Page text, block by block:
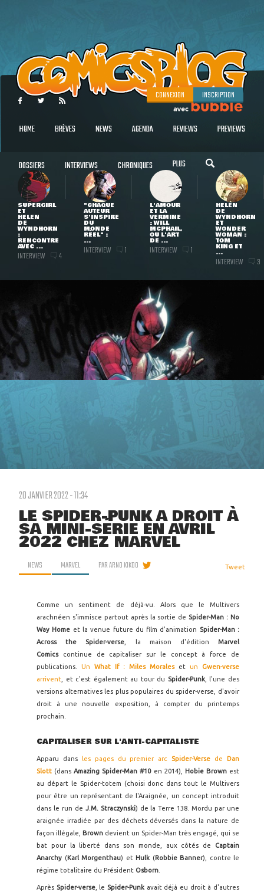
CONNEXION INSCRIPTION
HOME BRÈVES NEWS AGENDA REVIEWS PREVIEWS
DOSSIERS INTERVIEWS CHRONIQUES PLUS
SUPERGIRL
ET
HELEN
DE
WYNDHORN
:
RENCONTRE
AVEC ...
INTERVIEW 4
"CHAQUE
AUTEUR
S'INSPIRE
DU
MONDE
RÉEL" :
...
INTERVIEW 1
L'AMOUR
ET LA
VERMINE
: WILL
MCPHAIL,
OU L'ART
DE ...
INTERVIEW 1
HELEN
DE
WYNDHORN
ET
WONDER
WOMAN :
TOM
KING ET
...
INTERVIEW 3
20 JANVIER 2022 - 11:34
LE SPIDER-PUNK A DROIT À
SA MINI-SÉRIE EN AVRIL
2022 CHEZ MARVEL
NEWS MARVEL PARARNO KIKOO Tweet
Comme un sentiment de déjà-vu. Alors que le Multivers
arachnéen s'immisce partout après la sortie de Spider-Man : No
Way Home et la venue future du film d'animation Spider-Man :
Across the Spider-verse , la maison d'éditionMarvel
Comicscontinue de capitaliser sur le concept à force de
publications. Un What If : Miles Morales et un Gwen-verse
arrivent , et c'est également au tour du Spider-Punk, l'une des
versions alternatives les plus populaires du spider-verse, d'avoir
droit à une nouvelle exposition, à compter du printemps
prochain.
CAPITALISER SUR L'ANTI-CAPITALISTE
Apparu dans les pages du premier arc Spider-Verse de
Dan
Slott (dansAmazing Spider-Man #10 en 2014), Hobie Brownest
au départ le Spider-totem (choisi donc dans tout le Multivers
pour être un représentant de l'Araignée, un concept introduit
dans le run de J.M. Straczynski) de la Terre 138. Mordu par une
araignée irradiée par des déchets déversés dans la nature de
façon illégale,
Brown devient un Spider-Man très engagé, qui se
bat pour la liberté dans son monde, aux côtés de Captain
Anarchy (Karl Morgenthau) et Hulk (Robbie Banner), contre le
régime totalitaire du Président Osborn
Après Spider-verse, le Spider-Punk avait déjà eu droit à d'autres